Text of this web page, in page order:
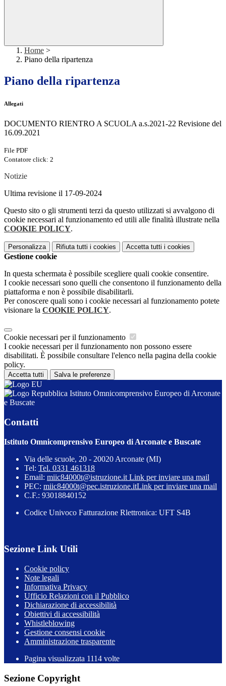
Home >
Piano della ripartenza
Piano della ripartenza
Allegati
DOCUMENTO RIENTRO A SCUOLA a.s.2021-22 Revisione del
16.09.2021
File PDF
Contatore click: 2
Notizie
Ultima revisione il 17-09-2024
Questo sito o gli strumenti terzi da questo utilizzati si avvalgono di
cookie necessari al funzionamento ed utili alle finalità illustrate nella
COOKIE POLICY.
Personalizza Rifiuta tutti i cookies Accetta tutti i cookies
Gestione cookie
In questa schermata è possibile scegliere quali cookie consentire.
I cookie necessari sono quelli che consentono il funzionamento della
piattaforma e non è possibile disabilitarli.
Per conoscere quali sono i cookie necessari al funzionamento potete
visionare la COOKIE POLICY.
Cookie necessari per il funzionamento
I cookie necessari per il funzionamento non possono essere
disabilitati. È possibile consultare l'elenco nella pagina della cookie
policy.
Accetta tutti Salva le preferenze
Istituto Omnicomprensivo Europeo di Arconate
e Buscate
Contatti
Istituto Omnicomprensivo Europeo di Arconate e Buscate
Via delle scuole, 20 - 20020 Arconate (MI)
Tel: Tel. 0331 461318
Email: miic84000t@istruzione.it Link per inviare una mail
PEC: miic84000t@pec.istruzione.itLink per inviare una mail
C.F.: 93018840152
Codice Univoco Fatturazione Rlettronica: UFT S4B
Sezione Link Utili
Cookie policy
Note legali
Informativa Privacy
Ufficio Relazioni con il Pubblico
Dichiarazione di accessibilità
Obiettivi di accessibilità
Whistleblowing
Gestione consensi cookie
Amministrazione trasparente
Pagina visualizzata 1114 volte
Sezione Copyright